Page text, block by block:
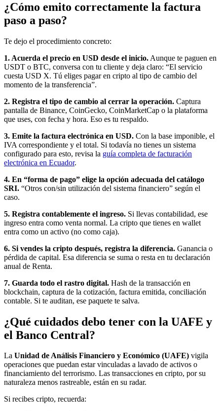
¿Cómo emito correctamente la factura
paso a paso?
Te dejo el procedimiento concreto:
1. Acuerda el precio en USD desde el inicio. Aunque te paguen en
USDT o BTC, conversa con tu cliente y deja claro: “El servicio
cuesta USD X. Tú eliges pagar en cripto al tipo de cambio del
momento de la transferencia”.
2. Registra el tipo de cambio al cerrar la operación. Captura
pantalla de Binance, CoinGecko, CoinMarketCap o la plataforma
que uses, con fecha y hora. Eso es tu respaldo.
3. Emite la factura electrónica en USD. Con la base imponible, el
IVA correspondiente y el total. Si todavía no tienes un sistema
configurado para esto, revisa la guía completa de facturación
electrónica en Ecuador.
4. En “forma de pago” elige la opción adecuada del catálogo
SRI. “Otros con/sin utilización del sistema financiero” según el
caso.
5. Registra contablemente el ingreso. Si llevas contabilidad, ese
ingreso entra como venta normal. La cripto que tienes en wallet
entra como un activo (no como caja).
6. Si vendes la cripto después, registra la diferencia. Ganancia o
pérdida de capital. Esa diferencia se suma o resta en tu declaración
anual de Renta.
7. Guarda todo el rastro digital. Hash de la transacción en
blockchain, captura de la cotización, factura emitida, conciliación
contable. Si te auditan, ese paquete te salva.
¿Qué cuidados debo tener con la UAFE y
el Banco Central?
La Unidad de Análisis Financiero y Económico (UAFE) vigila
operaciones que puedan estar vinculadas a lavado de activos o
financiamiento del terrorismo. Las transacciones en cripto, por su
naturaleza menos rastreable, están en su radar.
Si recibes cripto, recuerda: